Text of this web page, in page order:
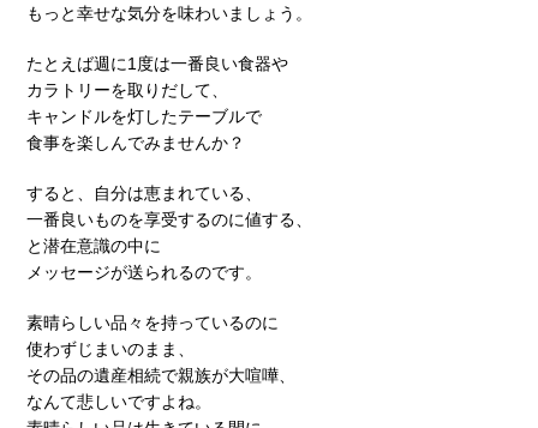
もっと幸せな気分を味わいましょう。
たとえば週に1度は一番良い食器や
カラトリーを取りだして、
キャンドルを灯したテーブルで
食事を楽しんでみませんか？
すると、自分は恵まれている、
一番良いものを享受するのに値する、
と潜在意識の中に
メッセージが送られるのです。
素晴らしい品々を持っているのに
使わずじまいのまま、
その品の遺産相続で親族が大喧嘩、
なんて悲しいですよね。